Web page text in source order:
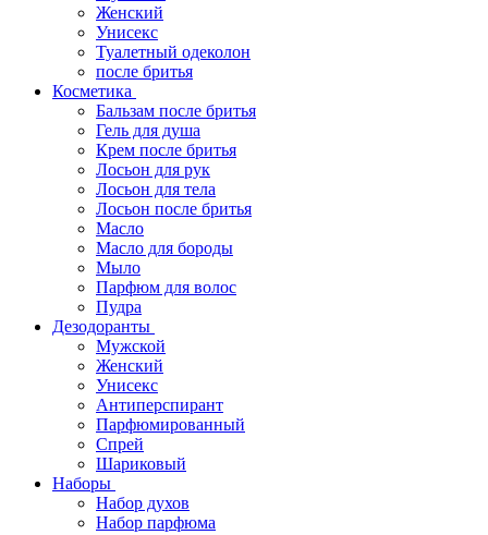
Женский
Унисекс
Туалетный одеколон
после бритья
Косметика
Бальзам после бритья
Гель для душа
Крем после бритья
Лосьон для рук
Лосьон для тела
Лосьон после бритья
Масло
Масло для бороды
Мыло
Парфюм для волос
Пудра
Дезодоранты
Мужской
Женский
Унисекс
Антиперспирант
Парфюмированный
Спрей
Шариковый
Наборы
Набор духов
Набор парфюма